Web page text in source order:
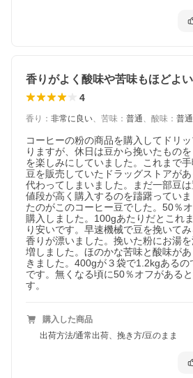
創業40年超、変わらぬ想いで焼き続ける
1982年の創業以来、焙きたて珈琲専門店
一貫体制を貫き、1日80万杯以上もの珈
指し、毎日1つ1つ心を込めてお届けして
香りがよく酸味や苦味もほどよ
4
香り ： 非常に良い、 苦味 ： 普通、 酸味 ： 普通
コーヒーの粉の商品を購入してドリ
りますが、休日は豆から挽いたもの
を楽しみにしていました。これまで
豆を販売していたドラッグストアが
代わってしまいました。まだ一部豆は
値段が高く購入するのを躊躇ってい
たのがこのコーヒー豆でした。50％
購入しました。100gあたりだとこれ
り安いです。早速機械で豆を挽いて
香りが漂いました。挽いた粉にお湯
増しました。ほのかな苦味と酸味が
きました。400gが３袋で1.2kgあるの
です。無くなる頃に50％オフがある
す。
購入した商品
出荷方法/通常出荷、挽き方/豆のまま